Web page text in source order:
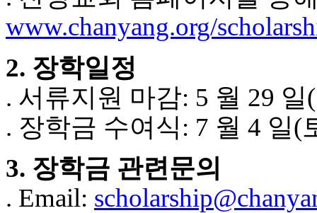
www.chanyang.org/
2. 장학일정
. 서류지원 마감: 5 월 29 일
. 장학금 수여식: 7 월 4 일(
3. 장학금 관련문의
. Email: